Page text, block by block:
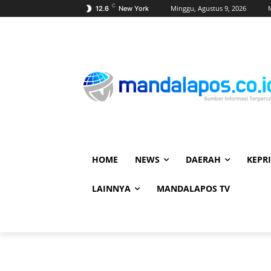
12.6 C New York Minggu, Agustus 9, 2026
HOME NEWS DAERAH KEPRI
LAINNYA MANDALAPOS TV